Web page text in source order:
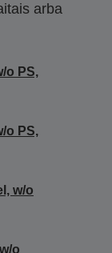
arba
o PS,
o PS,
w/o
o